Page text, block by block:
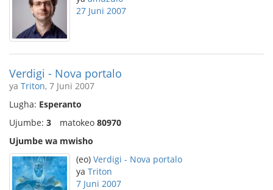
27 Juni 2007
Verdigi - Nova portalo
ya Triton, 7 Juni 2007
Lugha: Esperanto
Ujumbe: 3 matokeo 80970
Ujumbe wa mwisho
(eo) Verdigi - Nova portalo
ya Triton
7 Juni 2007